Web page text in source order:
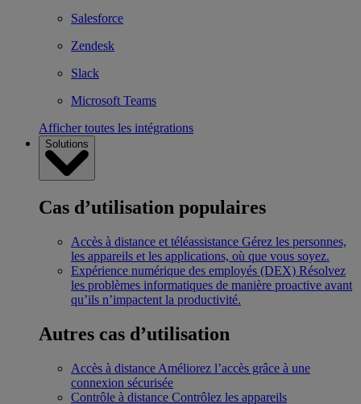
Salesforce
Zendesk
Slack
Microsoft Teams
Afficher toutes les intégrations
Solutions
Cas d’utilisation populaires
Accès à distance et téléassistance Gérez les personnes,
les appareils et les applications, où que vous soyez.
Expérience numérique des employés (DEX) Résolvez
les problèmes informatiques de manière proactive avant
qu’ils n’impactent la productivité.
Autres cas d’utilisation
Accès à distance Améliorez l’accès grâce à une
connexion sécurisée
Contrôle à distance Contrôlez les appareils